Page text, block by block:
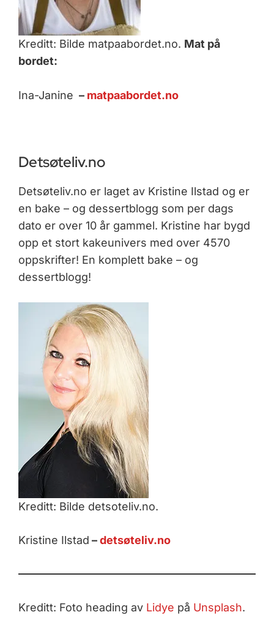
Kreditt: Bilde matpaabordet.no. Mat på
bordet:
Ina-Janine – matpaabordet.no
Detsøteliv.no
Detsøteliv.no er laget av Kristine Ilstad og er
en bake – og dessertblogg som per dags
dato er over 10 år gammel. Kristine har bygd
opp et stort kakeunivers med over 4570
oppskrifter! En komplett bake – og
dessertblogg!
Kreditt: Bilde detsoteliv.no.
Kristine Ilstad –detsøteliv.no
Kreditt: Foto heading av Lidye på Unsplash.